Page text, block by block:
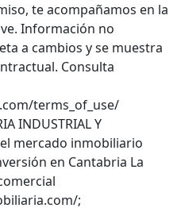
te acompañamos en la
Información no
a cambios y se muestra
Consulta
terms_of_use/
INDUSTRIAL Y
mercado inmobiliario
en Cantabria La
;